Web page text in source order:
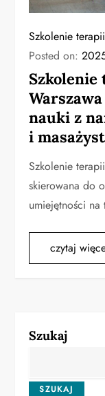
Szkolenie
Posted on:
nauki z
i
Szkolenie
skierowana do
umiejętności
czytaj
Szukaj
SZUKAJ